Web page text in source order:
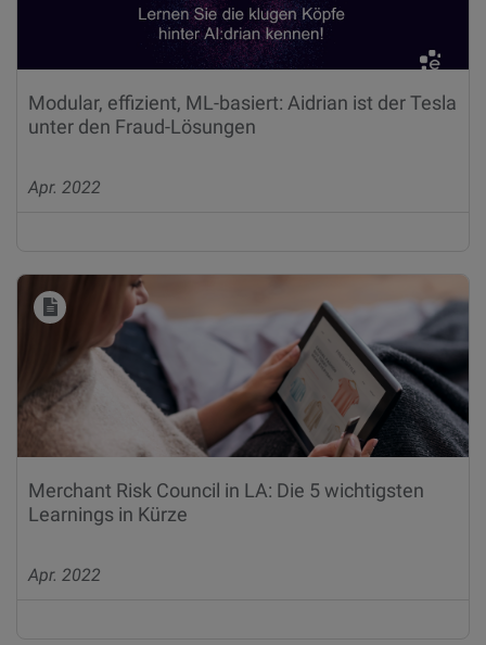
Modular, effizient, ML-basiert: Aidrian ist der Tesla
unter den Fraud-Lösungen
Apr. 2022
Merchant Risk Council in LA: Die 5 wichtigsten
Learnings in Kürze
Apr. 2022